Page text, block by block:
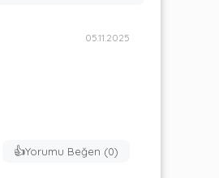
05.11.2025
👍Yorumu Beğen (0)